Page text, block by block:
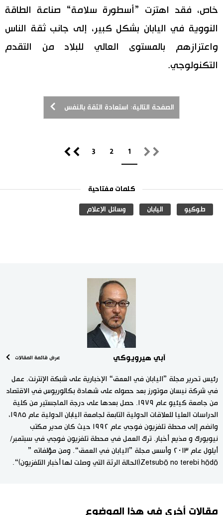
خاص، فقد اهتزت ”أسطورة سلامة“ صناعة الطاقة
النووية في اليابان بشكل كبير، إلى جانب ثقة الناس
واعتزازهم بالمستوى العالي للبلاد من التقدم
التكنولوجي.
الصفحة التالية: استعادة الثقة بالنفس
1
2
3
كلمات مفتاحية
طوكيو اليابان وسائل الإعلام
آبي هيرويوكي عرض قائمة المقالات
رئيس تحرير مجلة ”اليابان في العمق“ الإخبارية على شبكة الإنترنت. عمل
في شركة نيسان موتورز بعد حصوله على شهادة بكالوريوس في الاقتصاد
من جامعة كيئيو عام ١٩٧٩. حصل بعدها على درجة الماجستير من كلية
الدراسات العليا للعلاقات الدولية التابعة لجامعة اليابان الدولية عام ١٩٨٥،
وانضم إلى محطة تلفزيون فوجي عام ١٩٩٢ حيث كان مدير مكتب
نيويورك و مذيع أخبار. ترك العمل في محطة تلفزيون فوجي في سبتمبر/
أيلول عام ٢٠١٣ وأسس مجلة ”اليابان في العمق“. ومن مؤلفاته ”
Zetsubō no terebi hōdō(الحالة الرثة التي وصلت لها أخبار التلفزيون)“.
مقالات أخرى في هذا الموضوع